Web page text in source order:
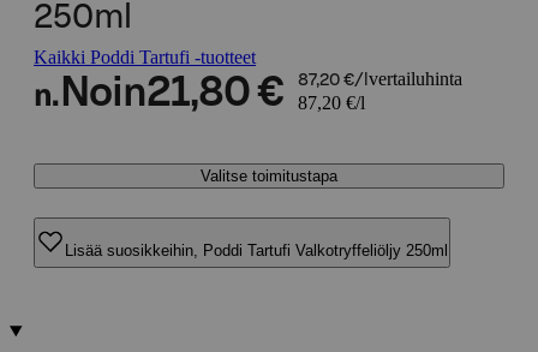
250ml
Kaikki Poddi Tartufi -tuotteet
n. Noin21,80 € 87,20 €/l vertailuhinta
87,20 €/l
Valitse toimitustapa
Lisää suosikkeihin, Poddi Tartufi Valkotryffeliöljy 250ml